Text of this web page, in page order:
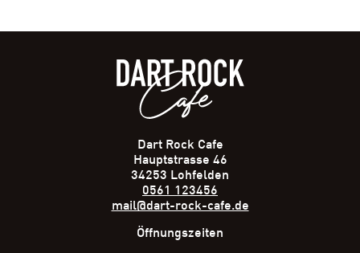
Dart Rock Cafe
Hauptstrasse 46
34253 Lohfelden
0561 123456
mail@dart-rock-cafe.de
Öffnungszeiten